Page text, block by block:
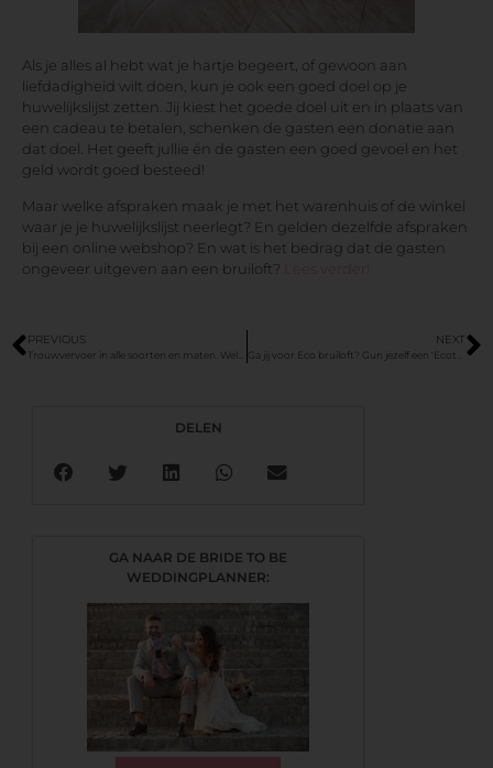
DELEN
GA NAAR DE BRIDE TO BE
WEDDINGPLANNER:
Als je alles al hebt wat je hartje begeert, of gewoon aan
liefdadigheid wilt doen, kun je ook een goed doel op je
huwelijkslijst zetten. Jij kiest het goede doel uit en in plaats van
een cadeau te betalen, schenken de gasten een donatie aan
dat doel. Het geeft jullie én de gasten een goed gevoel en het
geld wordt goed besteed!
Maar welke afspraken maak je met het warenhuis of de winkel
waar je je huwelijkslijst neerlegt? En gelden dezelfde afspraken
bij een online webshop? En wat is het bedrag dat de gasten
ongeveer uitgeven aan een bruiloft?
PREVIOUS NEXT